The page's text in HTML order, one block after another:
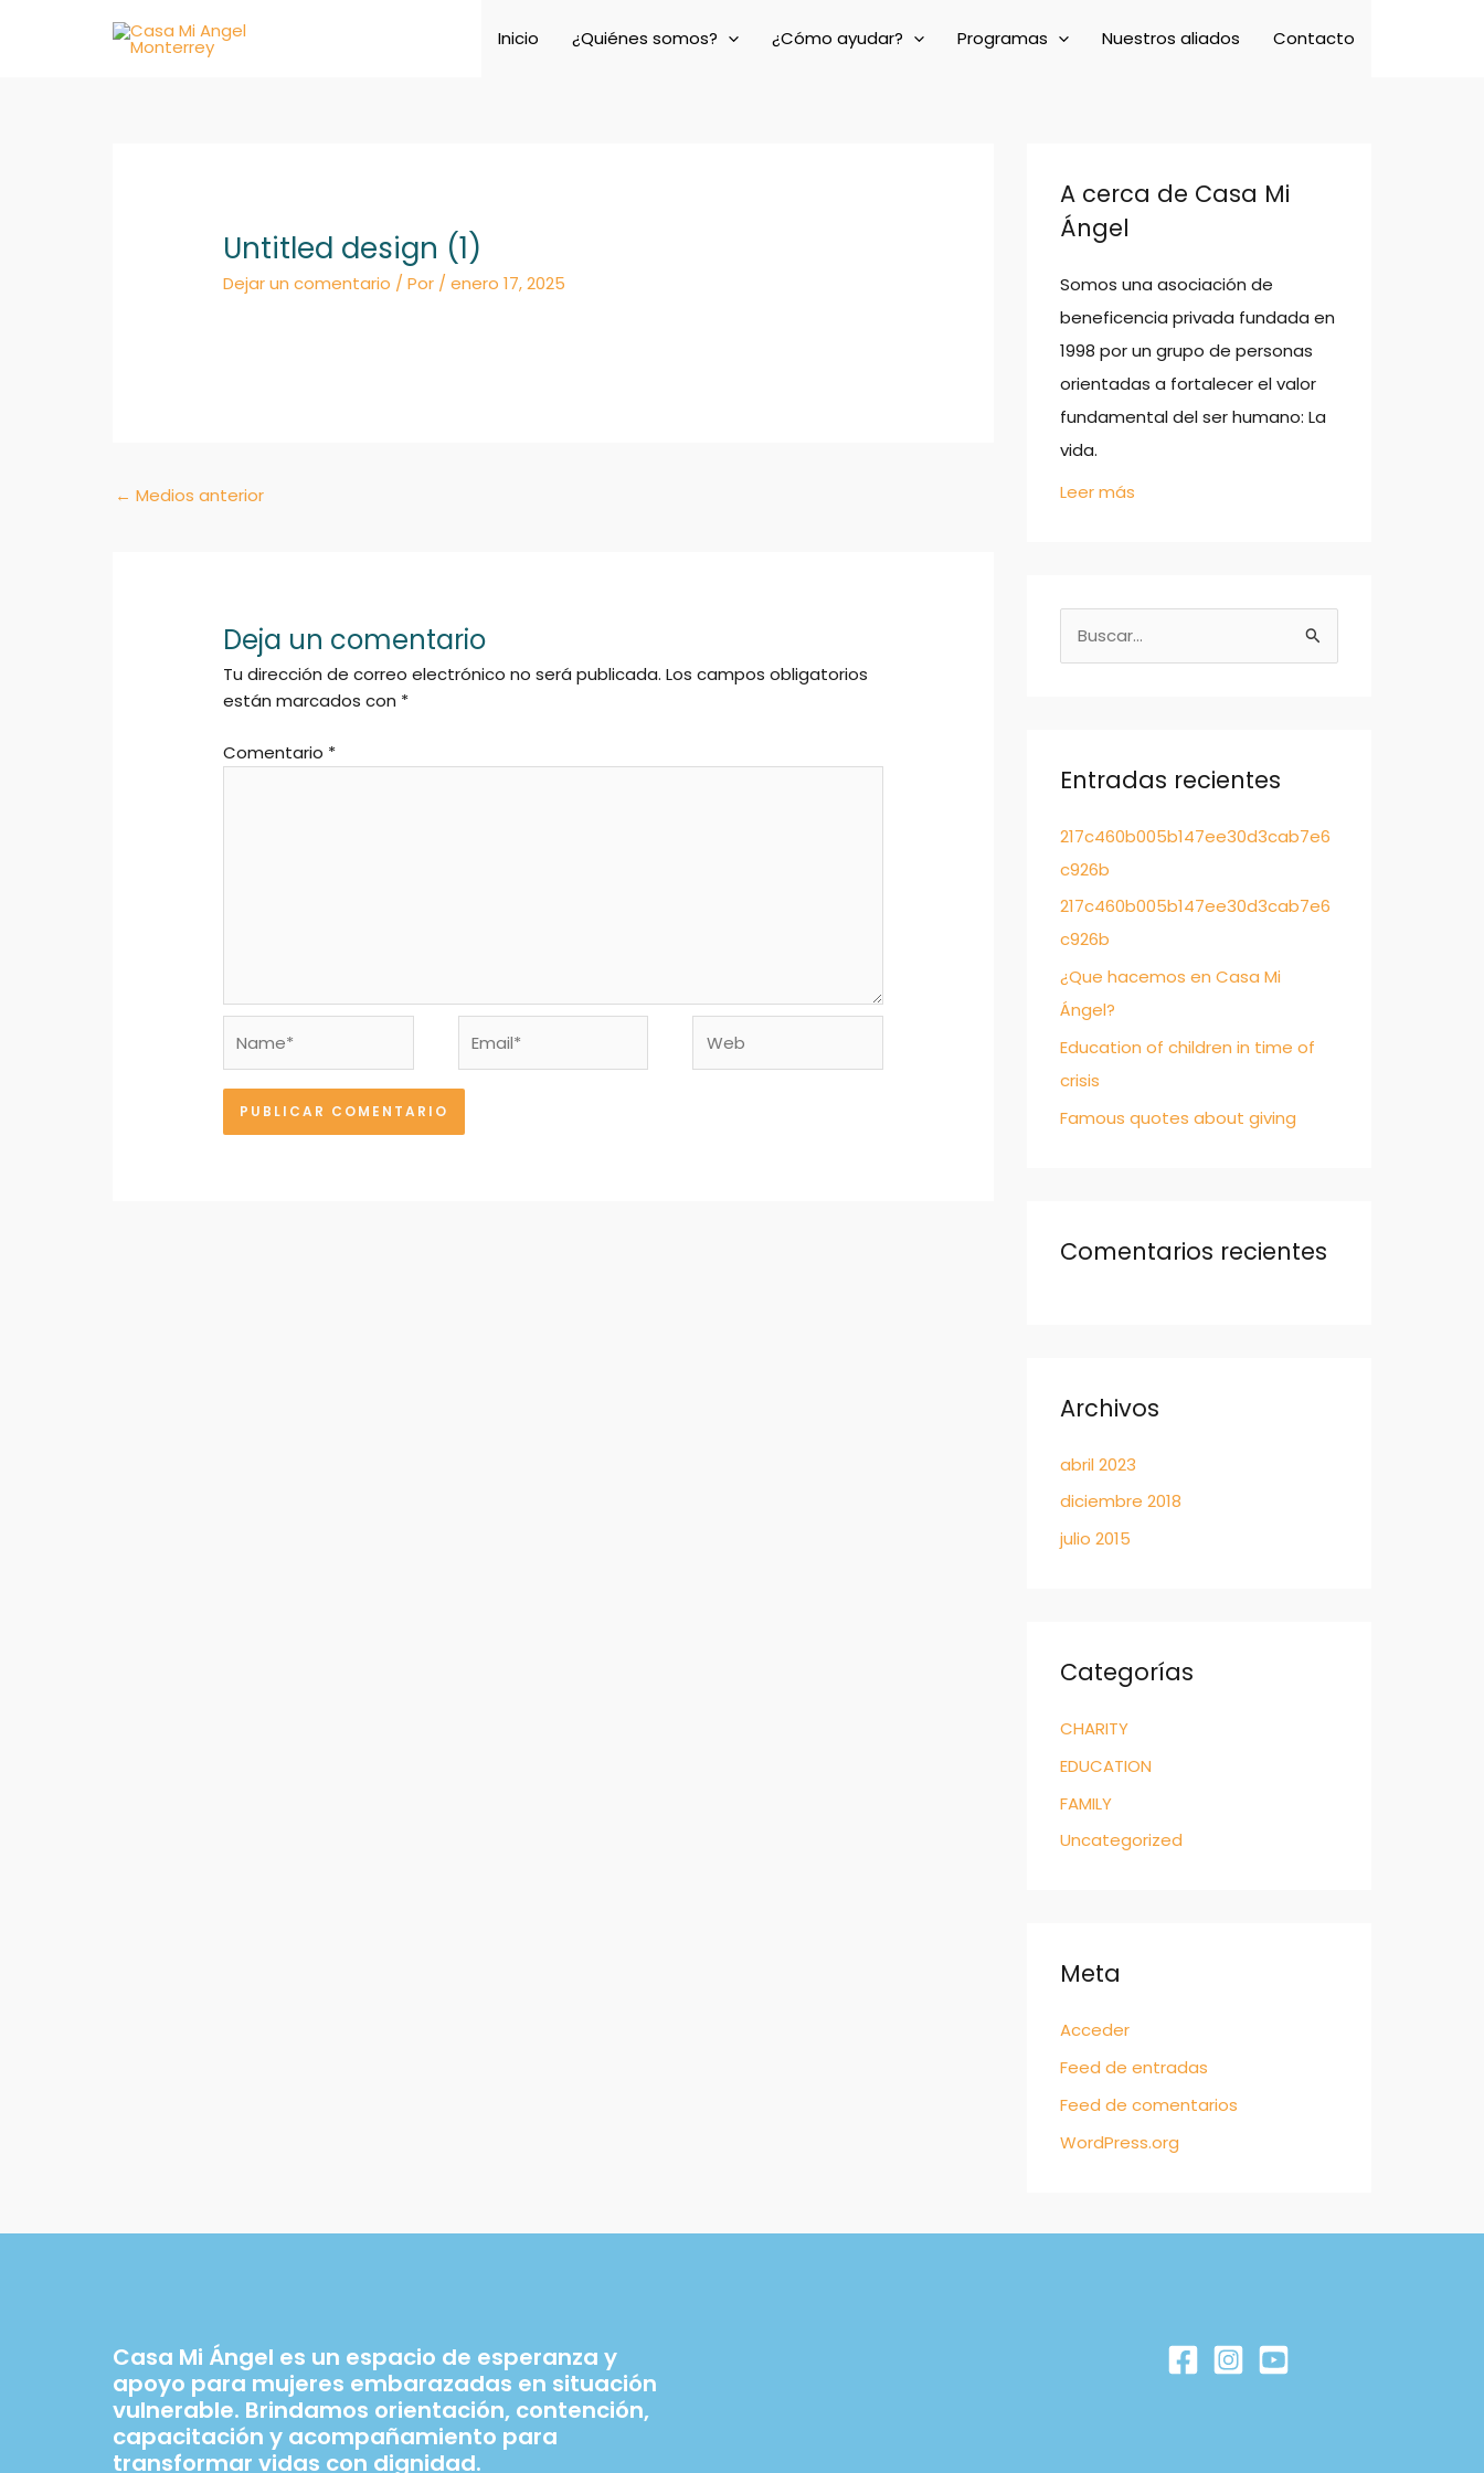
Inicio ¿Quiénes somos? ¿Cómo ayudar? Programas Nuestros aliados Contacto
Untitled design (1)
Dejar un comentario / Por /enero 17, 2025
← Medios anterior
Deja un comentario
Tu dirección de correo electrónico no será publicada. Los campos obligatorios
están marcados con *
Comentario *
A cerca de Casa Mi
Ángel
Somos una asociación de
beneficencia privada fundada en
1998 por un grupo de personas
orientadas a fortalecer el valor
fundamental del ser humano: La
vida.
Leer más
u
a
:
Entradas recientes
217c460b005b147ee30d3cab7e6
c926b
217c460b005b147ee30d3cab7e6
c926b
¿Que hacemos en Casa Mi
Ángel?
Education of children in time of
crisis
Famous quotes about giving
Comentarios recientes
Archivos
abril 2023
diciembre 2018
julio 2015
Categorías
CHARITY
EDUCATION
FAMILY
Uncategorized
Meta
Acceder
Feed de entradas
Feed de comentarios
WordPress.org
Casa Mi Ángel es un espacio de esperanza y
apoyo para mujeres embarazadas en situación
vulnerable. Brindamos orientación, contención,
capacitación y acompañamiento para
transformar vidas con dignidad.